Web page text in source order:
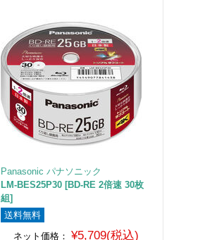
Panasonic パナソニック
LM-BES25P30 [BD-RE 2倍速 30枚
組]
送料無料
ネット価格：
¥5,709(税込)